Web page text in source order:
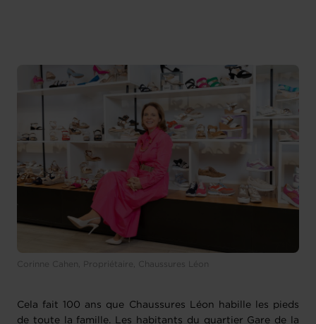
Corinne Cahen, Propriétaire, Chaussures Léon
Cela fait 100 ans que Chaussures Léon habille les pieds
de toute la famille. Les habitants du quartier Gare de la